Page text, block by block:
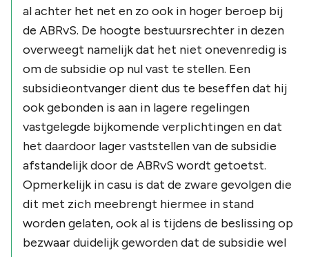
al achter het net en zo ook in hoger beroep bij
de ABRvS. De hoogte bestuursrechter in dezen
overweegt namelijk dat het niet onevenredig is
om de subsidie op nul vast te stellen. Een
subsidieontvanger dient dus te beseffen dat hij
ook gebonden is aan in lagere regelingen
vastgelegde bijkomende verplichtingen en dat
het daardoor lager vaststellen van de subsidie
afstandelijk door de ABRvS wordt getoetst.
Opmerkelijk in casu is dat de zware gevolgen die
dit met zich meebrengt hiermee in stand
worden gelaten, ook al is tijdens de beslissing op
bezwaar duidelijk geworden dat de subsidie wel